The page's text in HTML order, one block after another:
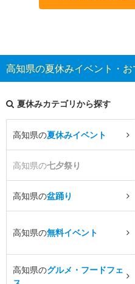
高知県の夏休みイベント・
夏休みカテゴリから探す
高知県の夏休みイベント
高知県の七夕祭り
高知県の盆踊り
高知県の無料イベント
高知県のグルメ・フードフェ